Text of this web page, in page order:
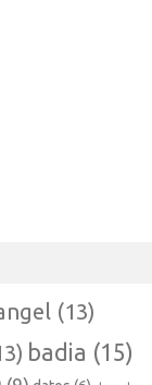
(13)
badia (15)